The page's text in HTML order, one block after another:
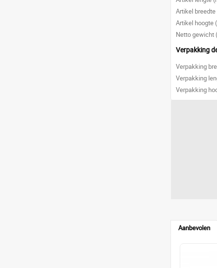
Artikel
Artikel hoogte
Netto gewicht
Verpakking
Verpakking
Verpakking
Verpakking
Aanbevolen